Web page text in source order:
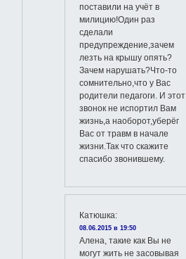
поставили на учёт в
милицию!Один раз
сделали
предупреждение,зачем
лезть на крышу опять?
Зачем нарушать?Что-то
сомнительно,что у Вас
родители педагоги. И этот
звонок не испортил Вам
жизнь,а наоборот,уберёг
Вас от травм в начале
жизни.Так что скажите
спасибо звонившему.
Катюшка:
08.06.2015 в 19:50
Алена, такие как Вы не
могут жить не засовывая